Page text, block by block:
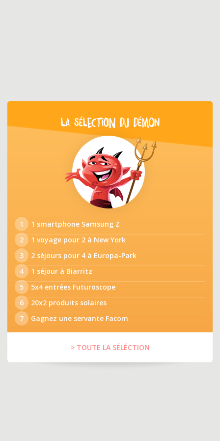
LA SÉLECTION DU DÉMON
1
1 smartphone Samsung Z
2
1 voyage pour 2 à New York
3
2 séjours pour 4 à Europa-Park
4
1 séjour à Biarritz
5
5x4 entrées Futuroscope
6
20x2 produits solaires
7
Gagnez une servante Facom
> TOUTE LA SÉLÉCTION